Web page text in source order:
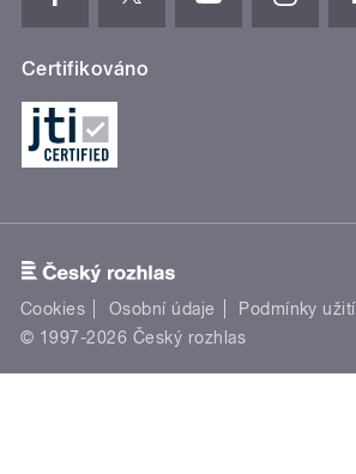
Certifikováno
Cookies Osobní údaje Podmínky užití
© 1997-2026 Český rozhlas